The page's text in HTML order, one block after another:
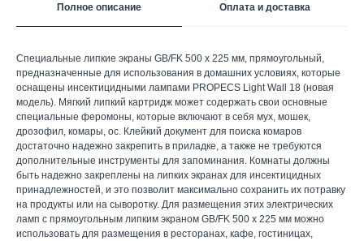
Полное описание Оплата и доставка
Специальные липкие экраны GB/FK 500 х 225 мм, прямоугольный,
предназначенные для использования в домашних условиях, которые
оснащены инсектицидными лампами PROPECS Light Wall 18 (новая
модель). Мягкий липкий картридж может содержать свои основные
специальные феромоны, которые включают в себя мух, мошек,
дрозофил, комары, ос. Клейкий документ для поиска комаров
достаточно надежно закрепить в приладке, а также не требуются
дополнительные инструменты для запоминания. Комнаты должны
быть надежно закреплены на липких экранах для инсектицидных
принадлежностей, и это позволит максимально сохранить их потравку
на продукты или на сыворотку. Для размещения этих электрических
ламп с прямоугольным липким экраном GB/FK 500 х 225 мм можно
использовать для размещения в ресторанах, кафе, гостиницах,